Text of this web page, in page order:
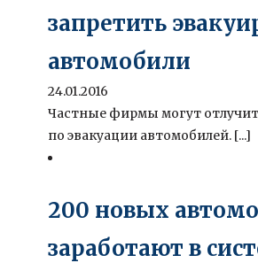
запретить
автомобили
24.01.2016
Частные фирмы могут
по эвакуации автомобилей. [...]
200 новых
заработают в